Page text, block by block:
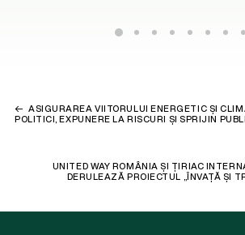
ASIGURAREA VIITORULUI ENERGETIC ȘI
POLITICI, EXPUNERE LA RISCURI ȘI SPRIJIN
UNITED WAY ROMÂNIA ȘI ȚIRIAC
DERULEAZĂ PROIECTUL „ÎNVAȚĂ ȘI